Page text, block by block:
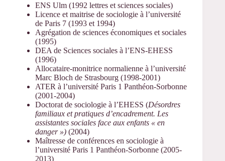
ENS Ulm (1992 lettres et sciences sociales)
Licence et maitrise de sociologie à l’université
de Paris 7 (1993 et 1994)
Agrégation de sciences économiques et sociales
(1995)
DEA de Sciences sociales à l’ENS-EHESS
(1996)
Allocataire-monitrice normalienne à l’université
Marc Bloch de Strasbourg (1998-2001)
ATER à l’université Paris 1 Panthéon-Sorbonne
(2001-2004)
Doctorat de sociologie à l’EHESS (Désordres
familiaux et pratiques d’encadrement. Les
assistantes sociales face aux enfants « en
danger ») (2004)
Maîtresse de conférences en sociologie à
l’université Paris 1 Panthéon-Sorbonne (2005-
2013)